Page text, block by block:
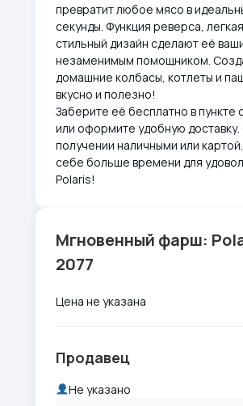
превратит любое мясо в
секунды. Функция реверса,
стильный дизайн сделают её
незаменимым помощником.
домашние колбасы, котлеты и
вкусно и полезно!
Заберите её бесплатно в пункте
или оформите удобную доставку.
получении наличными или
себе больше времени для
Polaris!
Мгновенный фарш:
2077
Цена не указана
Продавец
Не указано